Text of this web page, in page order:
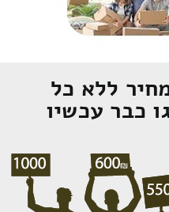
ללא כל
כבר עכשיו